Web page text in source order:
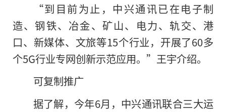
“到目前为止，中兴通讯已在电子制
造、钢铁、冶金、矿山、电力、轨交、港
口、新媒体、文旅等15个行业，开展了60多
个5G行业专网创新示范应用。”王宇介绍。
可复制推广
据了解，今年6月，中兴通讯联合三大运